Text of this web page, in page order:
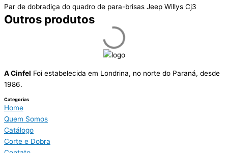
Par de dobradiça do quadro de para-brisas Jeep Willys Cj3
Outros produtos
A Cinfel Foi estabelecida em Londrina, no norte do Paraná, desde
1986.
Categorias
Home
Quem Somos
Catálogo
Corte e Dobra